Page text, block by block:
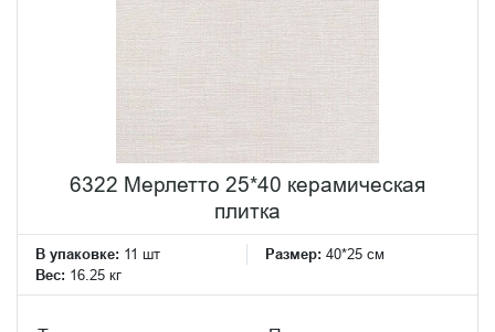
6322 Мерлетто 25*40 керамическая
плитка
В упаковке: 11 шт Размер: 40*25 см
Вес: 16.25 кг